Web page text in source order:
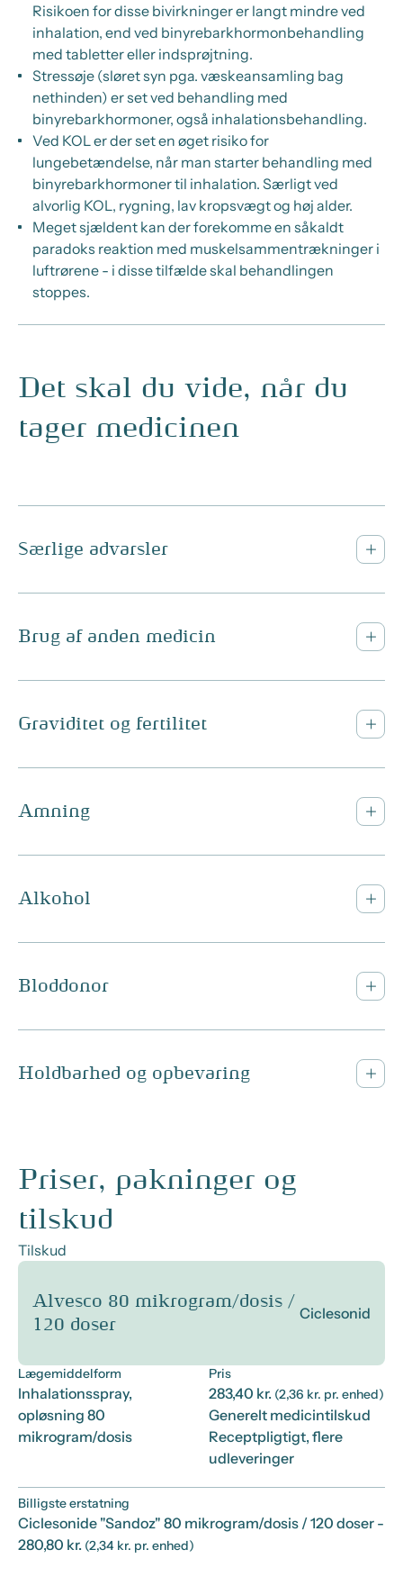
Risikoen for disse bivirkninger er langt mindre ved
inhalation, end ved binyrebarkhormonbehandling
med tabletter eller indsprøjtning.
Stressøje (sløret syn pga. væskeansamling bag
nethinden) er set ved behandling med
binyrebarkhormoner, også inhalationsbehandling.
Ved KOL er der set en øget risiko for
lungebetændelse, når man starter behandling med
binyrebarkhormoner til inhalation. Særligt ved
alvorlig KOL, rygning, lav kropsvægt og høj alder.
Meget sjældent kan der forekomme en såkaldt
paradoks reaktion med muskelsammentrækninger i
luftrørene - i disse tilfælde skal behandlingen
stoppes.
Det skal du vide, når du
tager medicinen
Særlige advarsler
Brug af anden medicin
Graviditet og fertilitet
Amning
Alkohol
Bloddonor
Holdbarhed og opbevaring
Priser, pakninger og
tilskud
Tilskud
Alvesco 80 mikrogram/dosis /
120 doser
Ciclesonid
Lægemiddelform
Inhalationsspray,
opløsning 80
mikrogram/dosis
Pris
283,40 kr. (2,36 kr. pr. enhed)
Generelt medicintilskud
Receptpligtigt, flere
udleveringer
Billigste erstatning
Ciclesonide "Sandoz" 80 mikrogram/dosis / 120 doser -
280,80 kr. (2,34 kr. pr. enhed)